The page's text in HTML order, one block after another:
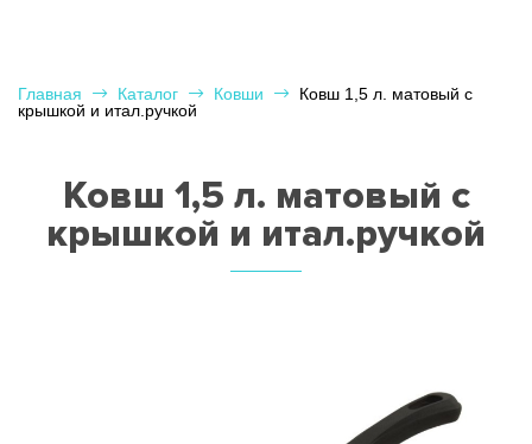
Главная Каталог Ковши
Ковш 1,5 л. матовый с
крышкой и итал.ручкой
Ковш 1,5 л. матовый с
крышкой и итал.ручкой